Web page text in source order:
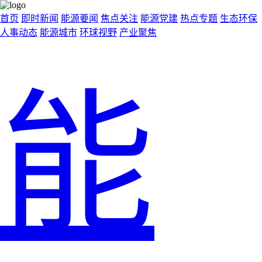
首页 即时新闻 能源要闻 焦点关注 能源党建 热点专题 生态环保
人事动态 能源城市 环球视野 产业聚焦
能